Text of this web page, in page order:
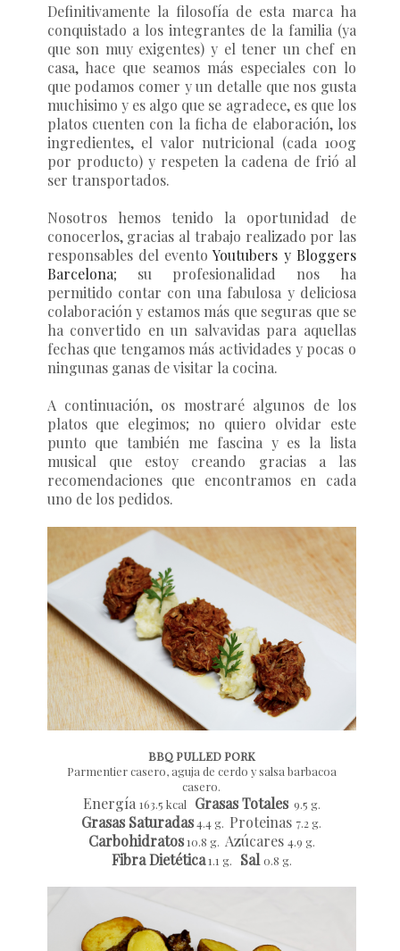
Definitivamente la filosofía de esta marca ha
conquistado a los integrantes de la familia (ya
que son muy exigentes) y el tener un chef en
casa, hace que seamos más especiales con lo
que podamos comer y un detalle que nos gusta
muchisimo y es algo que se agradece, es que los
platos cuenten con la ficha de elaboración, los
ingredientes, el valor nutricional (cada 100g
por producto) y respeten la cadena de frió al
ser transportados.
Nosotros hemos tenido la oportunidad de
conocerlos, gracias al trabajo realizado por las
responsables del eventoYoutubers y Bloggers
Barcelona; su profesionalidad nos ha
permitido contar con una fabulosa y deliciosa
colaboración y estamos más que seguras que se
ha convertido en un salvavidas para aquellas
fechas que tengamos más actividades y pocas o
ningunas ganas de visitar la cocina.
A continuación, os mostraré algunos de los
platos que elegimos; no quiero olvidar este
punto que también me fascina y es la lista
musical que estoy creando gracias a las
recomendaciones que encontramos en cada
uno de los pedidos.
BBQ PULLED PORK
Parmentier casero, aguja de cerdo y salsa barbacoa
casero.
Energía 163.5 kcal Grasas Totales9.5 g.
Grasas Saturadas4.4 g. Proteinas 7.2 g.
Carbohidratos10.8 g. Azúcares 4.9 g.
Fibra Dietética1.1 g. Sal 0.8 g.